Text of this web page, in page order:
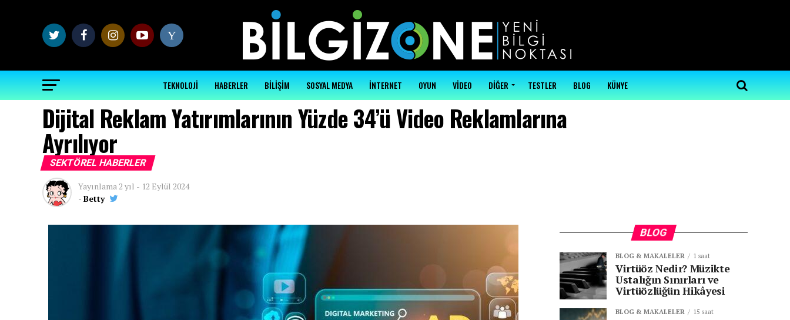
Y
TEKNOLOJİ HABERLER BİLİŞİM SOSYAL MEDYA İNTERNET OYUN VİDEO DİĞER TESTLER BLOG KÜNYE
Dijital Reklam Yatırımlarının Yüzde 34’ü Video Reklamlarına
Ayrılıyor
SEKTÖREL HABERLER
Yayınlama2 yıl - 12 Eylül 2024
- Betty
BLOG
BLOG & MAKALELER 1 saat
Virtüöz Nedir? Müzikte
Ustalığın Sınırları ve
Virtüözlüğün Hikâyesi
BLOG & MAKALELER 15 saat